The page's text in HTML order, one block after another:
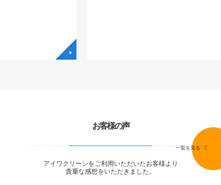
お客様の声
アイワクリーンをご利用いただいたお客様より
貴重な感想をいただきました。
一覧を見る